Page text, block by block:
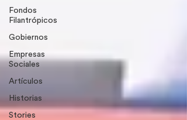
Fondos
Filantrópicos
Gobiernos
Empresas
Sociales
Artículos
Historias
Stories